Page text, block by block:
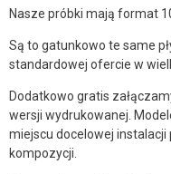
Nasze próbki mają format
Są to gatunkowo te same
standardowej ofercie w
Dodatkowo gratis
wersji wydrukowanej.
miejscu docelowej instalacji
kompozycji.